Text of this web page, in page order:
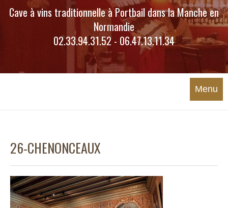
Cave à vins traditionnelle à Portbail dans la Manche en
Normandie
02.33.94.31.52 - 06.47.13.11.34
Menu
26-CHENONCEAUX